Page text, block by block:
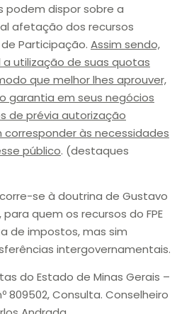
podem dispor sobre a
afetação dos recursos
Participação. Assim sendo,
a utilização de suas quotas
que melhor lhes aprouver,
garantia em seus negócios
de prévia autorização
corresponder às necessidades
público. (destaques
se à doutrina de Gustavo
, para quem os recursos do FPE
de impostos, mas sim
intergovernamentais.
do Estado de Minas Gerais –
809502, Consulta. Conselheiro